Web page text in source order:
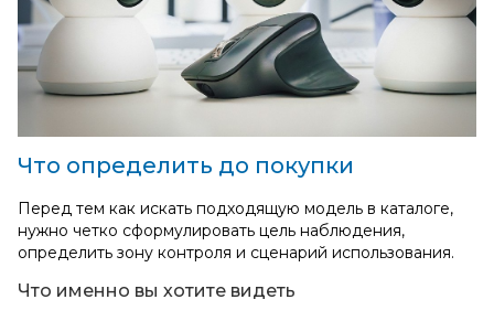
Что определить до покупки
Перед тем как искать подходящую модель в каталоге,
нужно четко сформулировать цель наблюдения,
определить зону контроля и сценарий использования.
Что именно вы хотите видеть